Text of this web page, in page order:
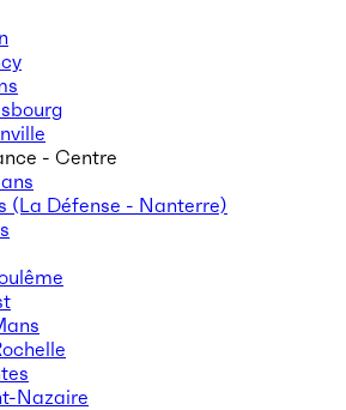
- Centre
(La Défense - Nanterre)
Nazaire